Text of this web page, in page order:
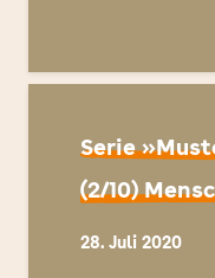
Serie
(2/10)
28. Juli 2020